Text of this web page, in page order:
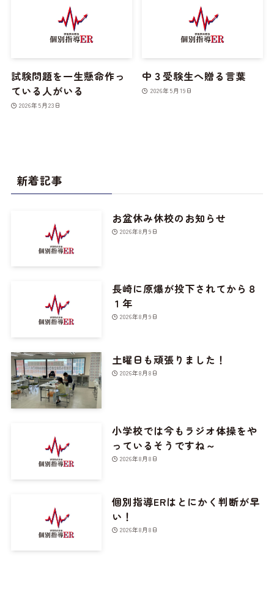
試験問題を一生懸命作っ
ている人がいる
2026年5月23日
中３受験生へ贈る言葉
2026年5月19日
新着記事
お盆休み休校のお知らせ
2026年8月9日
長崎に原爆が投下されてから８
１年
2026年8月9日
土曜日も頑張りました！
2026年8月8日
小学校では今もラジオ体操をや
っているそうですね～
2026年8月8日
個別指導ERはとにかく判断が早
い！
2026年8月8日